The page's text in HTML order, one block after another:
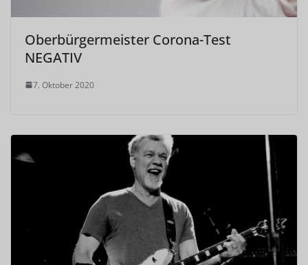
Oberbürgermeister Corona-Test
NEGATIV
7. Oktober 2020